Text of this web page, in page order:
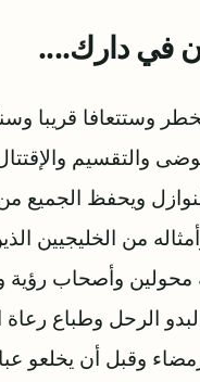
في دارك....
وستتعافا قريبا
والتقسيم
ويحفظ
من الخليجيين
وأصحاب رؤية
الرحل وطباع رعاة
وقبل أن يخلعو